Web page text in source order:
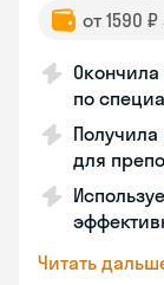
от 1590
по
для
Читать